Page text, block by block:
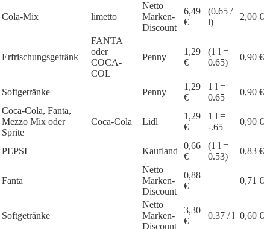
Cola-Mix limetto
Netto
Marken-
Discount
6,49
€
(0.65 /
l)
2,00 €
Erfrischungsgetränk
FANTA
oder
COCA-
COL
Penny
1,29
€
(1 l =
0.65)
0,90 €
Softgetränke Penny
1,29
€
1 l =
0.65
0,90 €
Coca-Cola, Fanta,
Mezzo Mix oder
Sprite
Coca-Cola Lidl
1,29
€
1 l =
-.65
0,90 €
PEPSI Kaufland
0,66
€
(1 l =
0.53)
0,83 €
Fanta
Netto
Marken-
Discount
0,88
€
0,71 €
Softgetränke
Netto
Marken-
Discount
3,30
€
0.37 / l 0,60 €